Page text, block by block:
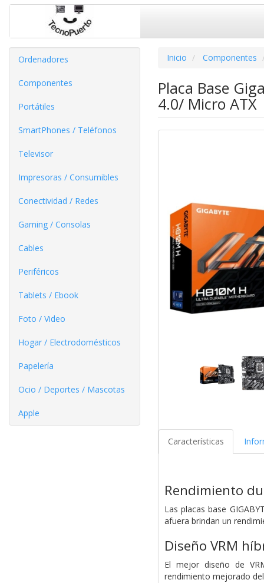
Ordenadores
Componentes
Portátiles
SmartPhones / Teléfonos
Televisor
Impresoras / Consumibles
Conectividad / Redes
Gaming / Consolas
Cables
Periféricos
Tablets / Ebook
Foto / Video
Hogar / Electrodomésticos
Papelería
Ocio / Deportes / Mascotas
Apple
Inicio Componentes
Placa Base
4.0/ Micro ATX
Características
Rendimiento
Las placas base
afuera brindan un
Diseño VRM
El mejor diseño de
rendimiento mejorado